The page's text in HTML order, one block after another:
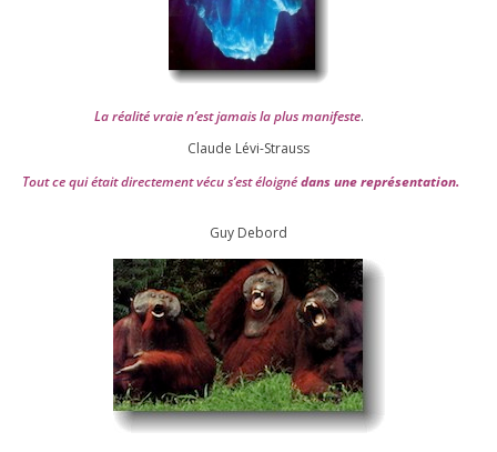
La réa­lité vraie n’est jamais la plus mani­feste.
Claude Lévi-Strauss
Tout ce qui était direc­te­ment vécu s’est éloi­gnédans une repré­sen­ta­tion.
Guy Debord